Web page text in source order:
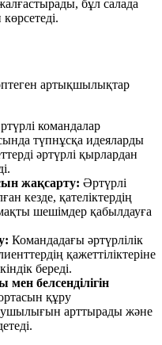
бұл салада
артықшылықтар
командалар
түпнұсқа идеяларды
әртүрлі қырлардан
жақсарту: Әртүрлі
кезде, қателіктердің
шешімдер қабылдауға
Командадағы әртүрлілік
қажеттіліктеріне
береді.
белсенділігін
құру
арттырады және